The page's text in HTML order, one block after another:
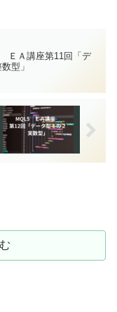
ＥＡ講座第11回「デ
型」